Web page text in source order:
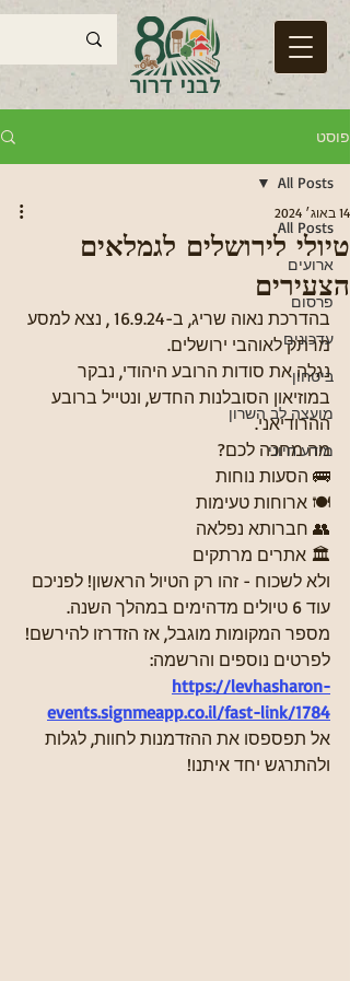
פוסט
All Posts
ארועים
פרסום
עדכונים
ביטחון
מועצה לב השרון
מידע חיוני
All Posts
טיולי לירושלים לגמלאים
הצעירים
14 באוג׳ 2024
בהדרכת נאוה שריג, ב-16.9.24 , נצא למסע
מרתק לאוהבי ירושלים.
נגלה את סודות הרובע היהודי, נבקר
במוזיאון הסובלנות החדש, ונטייל ברובע
ההרודיאני.
מה מחכה לכם?
🚌 הסעות נוחות
🍽️ ארוחות טעימות
👥 חברותא נפלאה
🏛️ אתרים מרתקים
ולא לשכוח - זהו רק הטיול הראשון! לפניכם
עוד 6 טיולים מדהימים במהלך השנה.
מספר המקומות מוגבל, אז הזדרזו להירשם!
לפרטים נוספים והרשמה:
https://levhasharon-
events.signmeapp.co.il/fast-link/1784
אל תפספסו את ההזדמנות לחוות, לגלות
ולהתרגש יחד איתנו!